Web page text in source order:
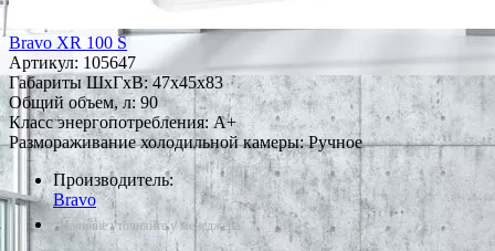
Bravo XR 100 S
Артикул: 105647
Габариты ШxГxВ: 47x45x83
Общий объем, л: 90
Класс энергопотребления: A+
Размораживание холодильной камеры: Ручное
Производитель:
Bravo
*Наличие уточняйте у менеджера